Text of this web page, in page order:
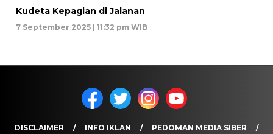
Kudeta Kepagian di Jalanan
7 September 2025 | 11:32 pm WIB
DISCLAIMER INFO IKLAN
PEDOMAN MEDIA SIBER